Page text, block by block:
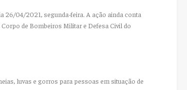
26/04/2021, segunda-feira. A ação ainda conta
de Bombeiros Militar e Defesa Civil do
luvas e gorros para pessoas em situação de